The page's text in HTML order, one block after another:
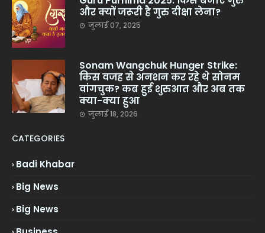
और क्यों जरूरी है गुरु दीक्षा लेना?
जुलाई 07, 2025
Sonam Wangchuk Hunger Strike:
किस वजह से अनशन कर रहे थे सोनम
वांगचुक? कब हुई शुरुआत और अब तक
क्या-क्या हुआ
जुलाई 18, 2026
CATEGORIES
Badi Khabar
Big News
Big News